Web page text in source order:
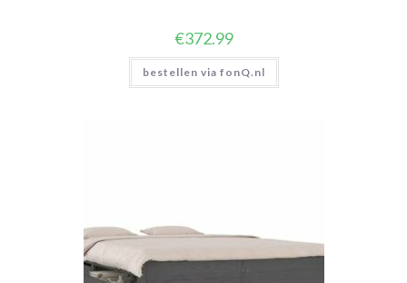
€372.99
bestellen via fonQ.nl